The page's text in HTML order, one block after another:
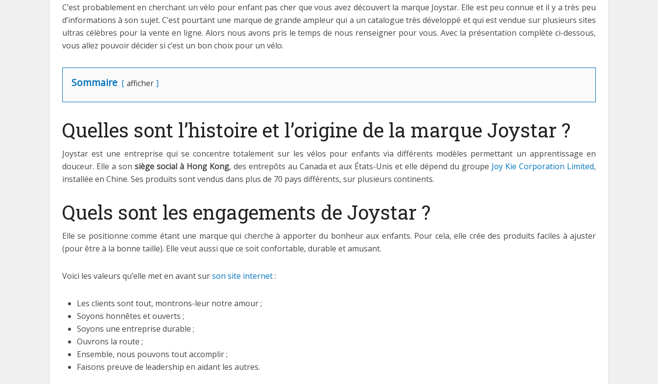
C’est probablement en cherchant un vélo pour enfant pas cher que vous avez découvert la marque Joystar. Elle est peu connue et il y a très peu
d’informations à son sujet. C’est pourtant une marque de grande ampleur qui a un catalogue très développé et qui est vendue sur plusieurs sites
ultras célèbres pour la vente en ligne. Alors nous avons pris le temps de nous renseigner pour vous. Avec la présentation complète ci-dessous,
vous allez pouvoir décider si c’est un bon choix pour un vélo.
Sommaire afficher
Quelles sont l’histoire et l’origine de la marque Joystar ?
Joystar est une entreprise qui se concentre totalement sur les vélos pour enfants via différents modèles permettant un apprentissage en
douceur. Elle a son siège social à Hong Kong, des entrepôts au Canada et aux États-Unis et elle dépend du groupe Joy Kie Corporation Limited,
installée en Chine. Ses produits sont vendus dans plus de 70 pays différents, sur plusieurs continents.
Quels sont les engagements de Joystar ?
Elle se positionne comme étant une marque qui cherche à apporter du bonheur aux enfants. Pour cela, elle crée des produits faciles à ajuster
(pour être à la bonne taille). Elle veut aussi que ce soit confortable, durable et amusant.
Voici les valeurs qu’elle met en avant surson site internet:
Les clients sont tout, montrons-leur notre amour ;
Soyons honnêtes et ouverts ;
Soyons une entreprise durable ;
Ouvrons la route ;
Ensemble, nous pouvons tout accomplir ;
Faisons preuve de leadership en aidant les autres.